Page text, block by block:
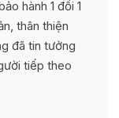
hành 1 đổi 1
thân thiện
đã tin tưởng
tiếp theo